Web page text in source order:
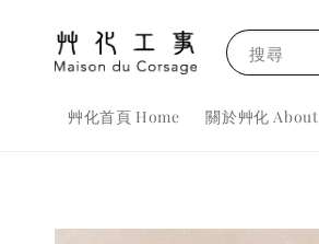
搜尋
艸化首頁 Home 關於艸化 About